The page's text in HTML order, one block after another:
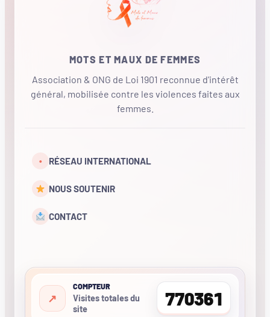
MOTS ET MAUX DE FEMMES
Association & ONG de Loi 1901 reconnue d'intérêt
général, mobilisée contre les violences faites aux
femmes.
• RÉSEAU INTERNATIONAL
NOUS SOUTENIR
CONTACT
COMPTEUR
Visites totales du
site
770361